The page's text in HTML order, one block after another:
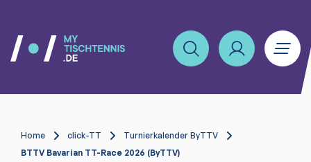
Home click-TT
Turnierkalender ByTTV
BTTV Bavarian TT-Race 2026 (ByTTV)